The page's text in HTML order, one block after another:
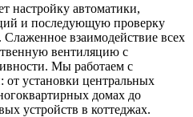
настройку автоматики,
и последующую проверку
взаимодействие всех
вентиляцию с
Мы работаем с
установки центральных
домах до
устройств в коттеджах.